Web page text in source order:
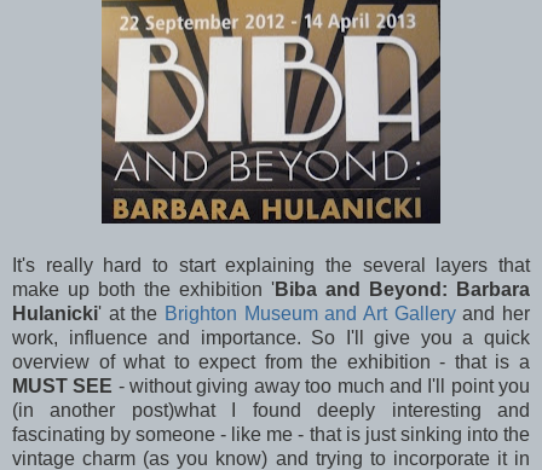
It's really hard to start explaining the several layers that
make up both the exhibition 'Biba and Beyond: Barbara
Hulanicki' at the Brighton Museum and Art Galleryand her
work, influence and importance. So I'll give you a quick
overview of what to expect from the exhibition - that is a
MUST SEE - without giving away too much and I'll point you
(in another post)what I found deeply interesting and
fascinating by someone - like me - that is just sinking into the
vintage charm (as you know) and trying to incorporate it in